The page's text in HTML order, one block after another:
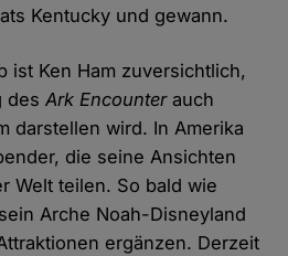
Kentucky und gewann.
ist Ken Ham zuversichtlich,
desArk Encounterauch
darstellen wird. In Amerika
die seine Ansichten
Welt teilen. So bald wie
Arche Noah-Disneyland
ergänzen. Derzeit